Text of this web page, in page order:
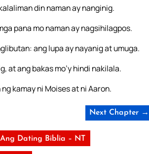
din naman ay nanginig.
pana mo naman ay nagsihilagpos.
ang lupa ay nayanig at umuga.
at ang bakas mo’y hindi nakilala.
kamay ni Moises at ni Aaron.
Next Chapter →
Ang Dating Biblia – NT